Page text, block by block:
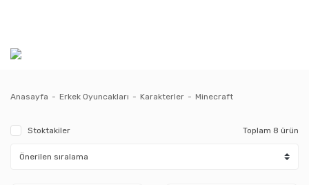
Anasayfa Erkek Oyuncakları Karakterler Minecraft
Stoktakiler Toplam 8 ürün